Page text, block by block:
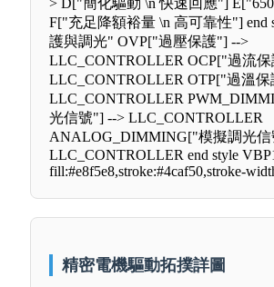
> D["簡化驅動 \n 快速回應"]
F["充足降額裕量 \n 高可靠性"] end
護與調光" OVP["過壓保護"] -->
LLC_CONTROLLER OCP["過流
LLC_CONTROLLER OTP["過溫
LLC_CONTROLLER
光信號"] --> LLC_CONTROLLER
ANALOG_DIMMING["模擬調光信
LLC_CONTROLLER end style
fill:#e8f5e8,stroke:#4caf50,stroke-
精密電機驅動拓撲詳圖